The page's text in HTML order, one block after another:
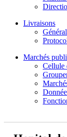
Livraisons
Marchés
Cellule